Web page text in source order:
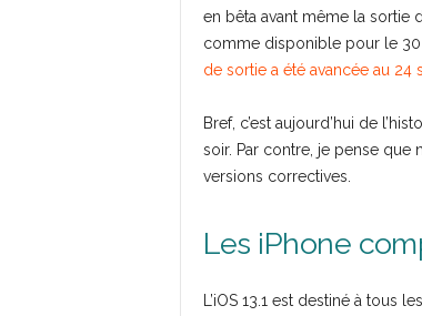
en bêta avant même la sortie
comme disponible pour le
de sortie a été avancée au 24
Bref, c’est aujourd’hui de
soir. Par contre, je pense que
versions correctives.
Les iPhone
L’iOS 13.1 est destiné à